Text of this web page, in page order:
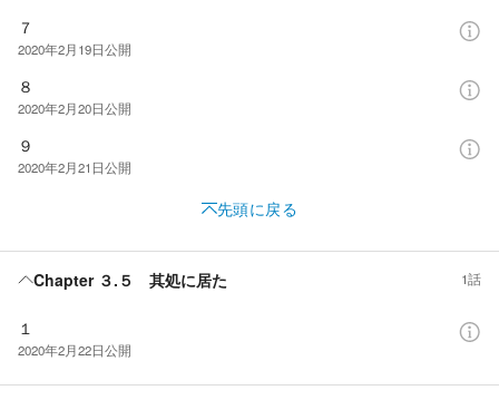
７
2020年2月19日公開
８
2020年2月20日公開
９
2020年2月21日公開
先頭に戻る
Chapter ３.５ 其処に居た 1話
１
2020年2月22日公開